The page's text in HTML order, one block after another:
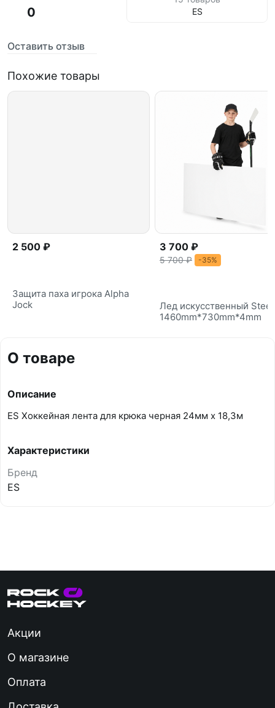
0
Оставить отзыв
ES
Похожие товары
2 500 ₽
Защита паха игрока Alpha
Jock
3 700 ₽
5 700 ₽ -35%
Лед искусственный Steel
1460mm*730mm*4mm
О товаре
Описание
ES Хоккейная лента для крюка черная 24мм х 18,3м
Характеристики
Бренд
ES
Акции
О магазине
Оплата